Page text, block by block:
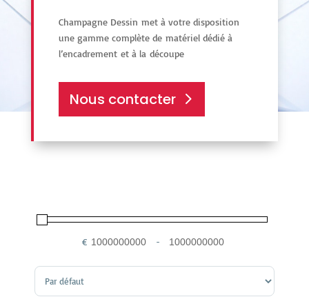
Champagne Dessin met à votre disposition
une gamme complète de matériel dédié à
l’encadrementet à la découpe
Nous contacter
€ -